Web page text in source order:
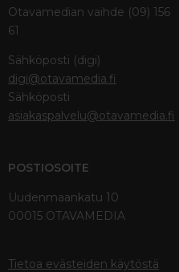
Otavamedian vaihde (09) 156
61
Sähköposti (digi)
digi@otavamedia.fi
Sähköposti
asiakaspalvelu@otavamedia.fi
POSTIOSOITE
Uudenmaankatu 10
00015 OTAVAMEDIA
Tietoa evästeiden käytöstä